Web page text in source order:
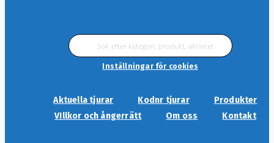
Sök
efter:
Inställningar för cookies
Aktuella tjurar Kodnr tjurar
Produkter
VIllkor och ångerrätt
Om oss Kontakt